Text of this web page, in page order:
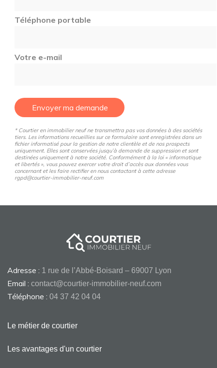
Téléphone portable
Votre e-mail
Envoyer ma demande
* Courtier en immobilier neuf ne transmettra pas vos données à des sociétés
tiers. Les informations recueillies sur ce formulaire sont enregistrées dans un
fichier informatisé pour la gestion de notre clientèle et de nos prospects
uniquement. Elles sont conservées jusqu’à demande de suppression et sont
destinées uniquement à notre société. Conformément à la loi « informatique
et libertés », vous pouvez exercer votre droit d’accès aux données vous
concernant et les faire rectifier en nous contactant à cette adresse
rgpd@courtier-immobilier-neuf.com
Adresse : 1 rue de l’Abbé-Boisard – 69007 Lyon
Email : contact@courtier-immobilier-neuf.com
Téléphone : 04 37 42 04 04
Le métier de courtier
Les avantages d'un courtier